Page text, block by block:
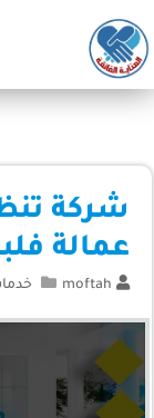
شركة
عمالة فلبينية
moftah